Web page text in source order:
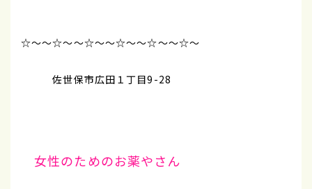
☆～～☆～～☆～～☆～～☆～～☆～
佐世保市広田１丁目9-28
女性のためのお薬やさん